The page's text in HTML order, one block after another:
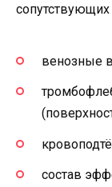
венозные
состав